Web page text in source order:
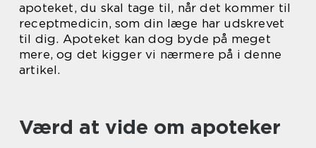
apoteket, du skal tage til, når det kommer til
receptmedicin, som din læge har udskrevet
til dig. Apoteket kan dog byde på meget
mere, og det kigger vi nærmere på i denne
artikel.
Værd at vide om apoteker